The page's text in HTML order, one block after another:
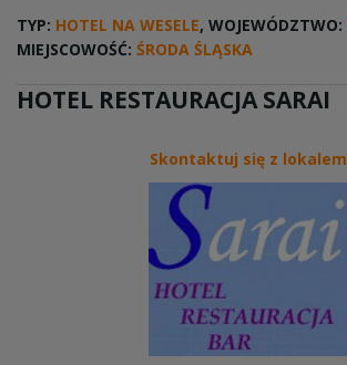
TYP: HOTEL NA WESELE, WOJEWÓDZTWO:
MIEJSCOWOŚĆ: ŚRODA ŚLĄSKA
HOTEL RESTAURACJA SARAI
Skontaktuj się z lokalem